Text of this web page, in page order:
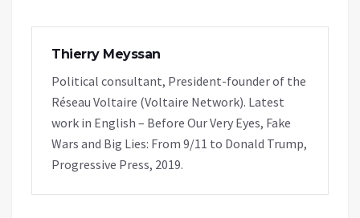
Thierry Meyssan
Political consultant, President-founder of the
Réseau Voltaire (Voltaire Network). Latest
work in English – Before Our Very Eyes, Fake
Wars and Big Lies: From 9/11 to Donald Trump,
Progressive Press, 2019.